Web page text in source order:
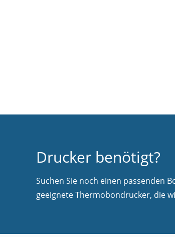
Drucker benötigt?
Suchen Sie noch einen passenden
geeignete Thermobondrucker, die